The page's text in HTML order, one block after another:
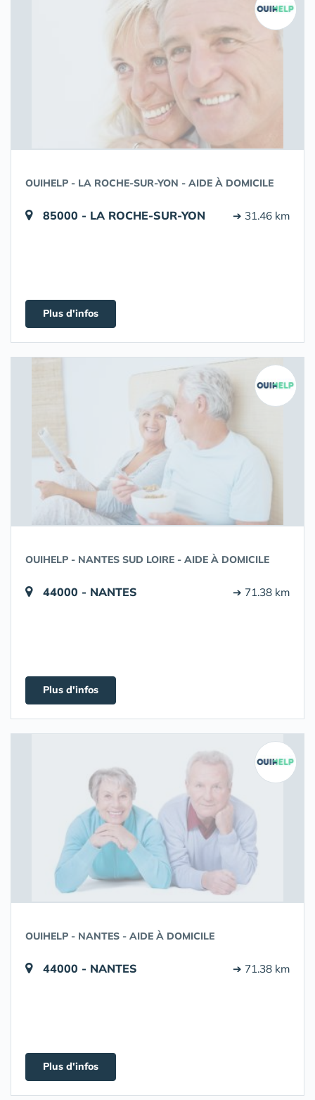
OUIHELP - LA ROCHE-SUR-YON - AIDE À DOMICILE
85000 - LA ROCHE-SUR-YON ➔ 31.46 km
Plus d'infos
OUIHELP - NANTES SUD LOIRE - AIDE À DOMICILE
44000 - NANTES ➔ 71.38 km
Plus d'infos
OUIHELP - NANTES - AIDE À DOMICILE
44000 - NANTES ➔ 71.38 km
Plus d'infos